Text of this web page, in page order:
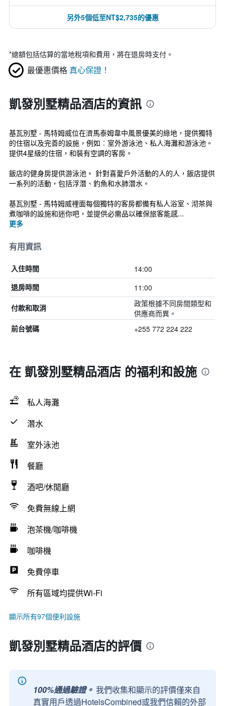
另外5個低至NT$2,735的優惠
*總額包括估算的當地稅項和費用，將在退房時支付。
最優惠價格 真心保證！
凱發別墅精品酒店的資訊
基瓦別墅 - 馬特姆威位在濟馬泰姆韋中風景優美的綠地，提供獨特
的住宿以及完善的設施，例如︰室外游泳池、私人海灘和游泳池。
提供4星級的住宿，和裝有空調的客房。
飯店的健身房提供游泳池。 針對喜愛戶外活動的人的人，飯店提供
一系列的活動，包括浮潛、釣魚和水肺潛水。
基瓦別墅 - 馬特姆威裡面每個獨特的客房都備有私人浴室、沏茶與
煮咖啡的設施和迷你吧，並提供必需品以確保旅客能感...
更多
有用資訊
入住時間 14:00
退房時間 11:00
付款和取消
政策根據不同房間類型和
供應商而異。
前台號碼 +255 772 224 222
在 凱發別墅精品酒店 的福利和設施
私人海灘
潛水
室外泳池
餐廳
酒吧/休閒廳
免費無線上網
泡茶機/咖啡機
咖啡機
免費停車
所有區域均提供Wi-Fi
顯示所有97個便利設施
凱發別墅精品酒店的評價
100%通過驗證。 我們收集和顯示的評價僅來自
真實用戶透過HotelsCombined或我們信賴的外部